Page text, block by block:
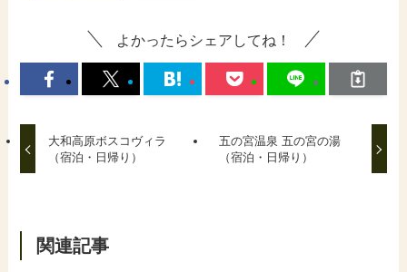
よかったらシェアしてね！
大和高原ボスコヴィラ
（宿泊・日帰り）
五の宮温泉 五の宮の湯
（宿泊・日帰り）
関連記事